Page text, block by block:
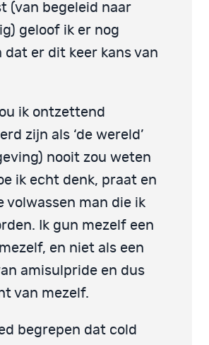
(van begeleid naar
geloof ik er nog
dat er dit keer kans van
ik ontzettend
zijn als ‘de wereld’
nooit zou weten
ik echt denk, praat en
volwassen man die ik
Ik gun mezelf een
en niet als een
amisulpride en dus
van mezelf.
begrepen dat cold